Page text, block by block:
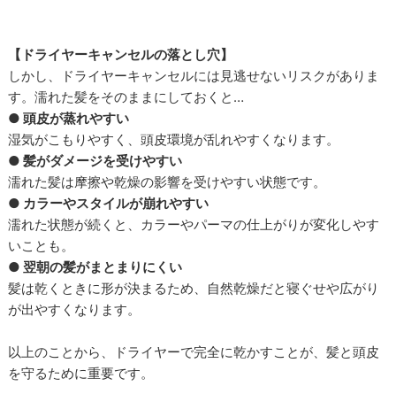
【ドライヤーキャンセルの落とし穴】
しかし、ドライヤーキャンセルには見逃せないリスクがありま
す。濡れた髪をそのままにしておくと…
● 頭皮が蒸れやすい
湿気がこもりやすく、頭皮環境が乱れやすくなります。
● 髪がダメージを受けやすい
濡れた髪は摩擦や乾燥の影響を受けやすい状態です。
● カラーやスタイルが崩れやすい
濡れた状態が続くと、カラーやパーマの仕上がりが変化しやす
いことも。
● 翌朝の髪がまとまりにくい
髪は乾くときに形が決まるため、自然乾燥だと寝ぐせや広がり
が出やすくなります。
以上のことから、ドライヤーで完全に乾かすことが、髪と頭皮
を守るために重要です。